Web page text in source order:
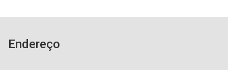
Endereço